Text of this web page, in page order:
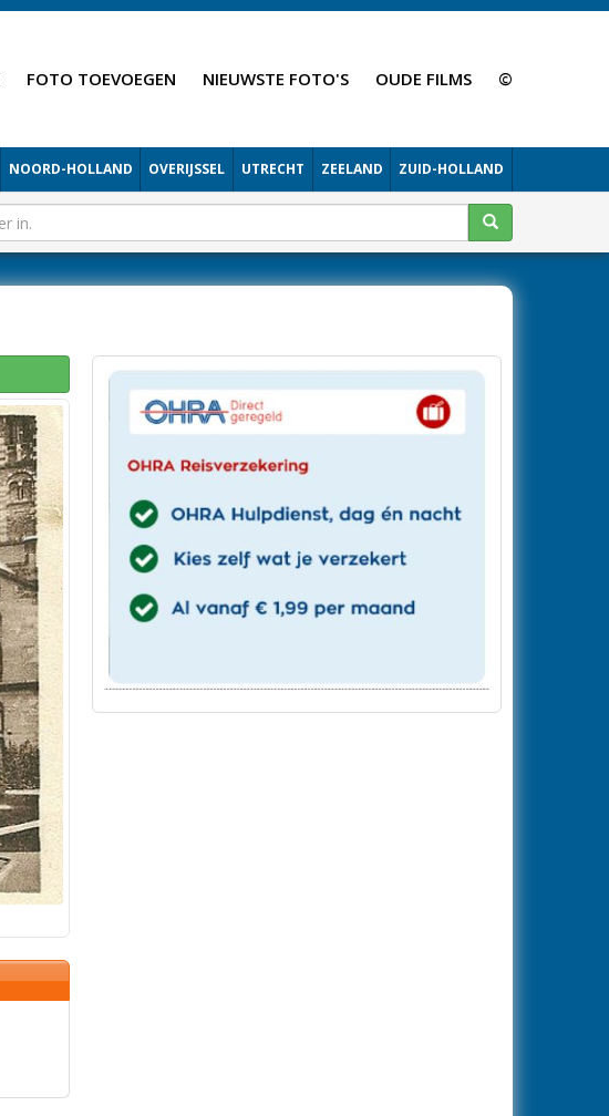
FOTO TOEVOEGEN NIEUWSTE FOTO'S OUDE FILMS ©
NOORD-HOLLAND OVERIJSSEL UTRECHT ZEELAND ZUID-HOLLAND